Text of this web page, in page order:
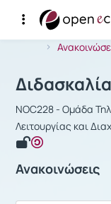
Αρχική
Μάθημα :
NOC228 - Ομάδα
Λειτουργίας και
Ανακοινώσεις